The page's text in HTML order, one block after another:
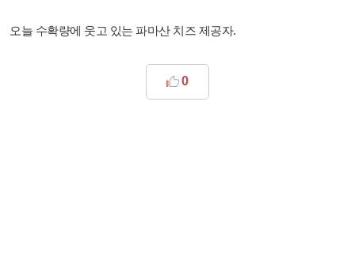
오늘 수확량에 웃고 있는 파마산 치즈 제공자.
0